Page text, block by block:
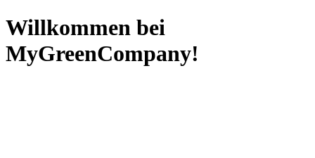
Willkommen bei
MyGreenCompany!